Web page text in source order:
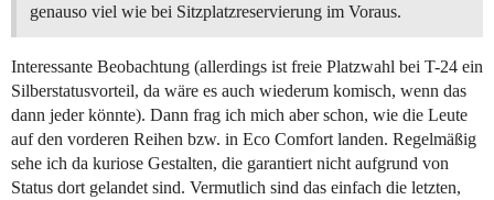
genauso viel wie bei Sitzplatzreservierung im Voraus.
Interessante Beobachtung (allerdings ist freie Platzwahl bei T-24 ein
Silberstatusvorteil, da wäre es auch wiederum komisch, wenn das
dann jeder könnte). Dann frag ich mich aber schon, wie die Leute
auf den vorderen Reihen bzw. in Eco Comfort landen. Regelmäßig
sehe ich da kuriose Gestalten, die garantiert nicht aufgrund von
Status dort gelandet sind. Vermutlich sind das einfach die letzten,